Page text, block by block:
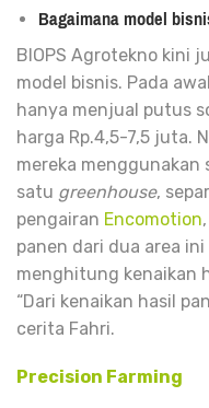
Bagaimana model
BIOPS Agrotekno kini
model bisnis. Pada
hanya menjual putus
harga Rp.4,5-7,5 juta.
mereka menggunakan
satu greenhouse,
pengairan Encomotion
panen dari dua area
menghitung kenaikan
“Dari kenaikan hasil
cerita Fahri.
Precision Farming